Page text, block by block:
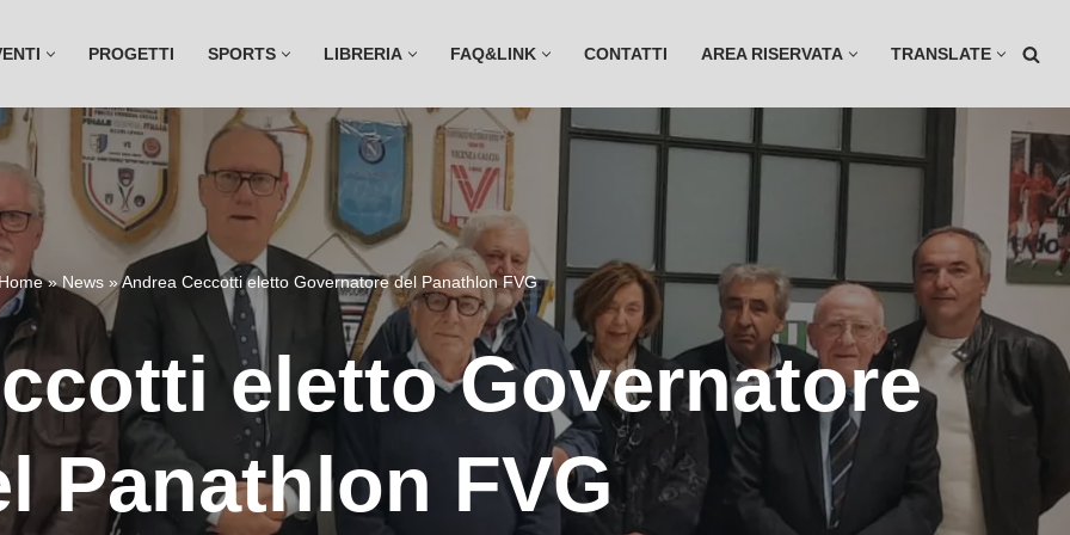
PROGETTI SPORTS LIBRERIA FAQ&LINK CONTATTI AREA RISERVATA TRANSLATE
»News »Andrea Ceccotti eletto Governatore del Panathlon FVG
eletto Governatore
Panathlon FVG